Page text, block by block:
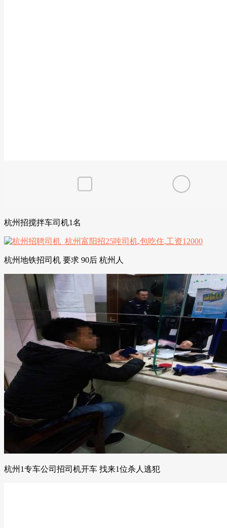
杭州招搅拌车司机1名
杭州地铁招司机 要求 90后 杭州人
杭州1专车公司招司机开车 找来1位杀人逃犯